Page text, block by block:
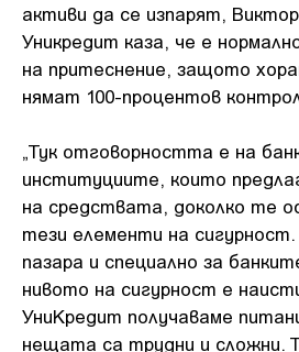
активи да се изпарят,
Уникредит каза, че е
на притеснение, защото
нямат 100-процентов
„Тук отговорността е на
институциите, които
на средствата, доколко те
тези елементи на
пазара и специално за
нивото на сигурност е
УниКредит получаваме
нещата са трудни и сложни.